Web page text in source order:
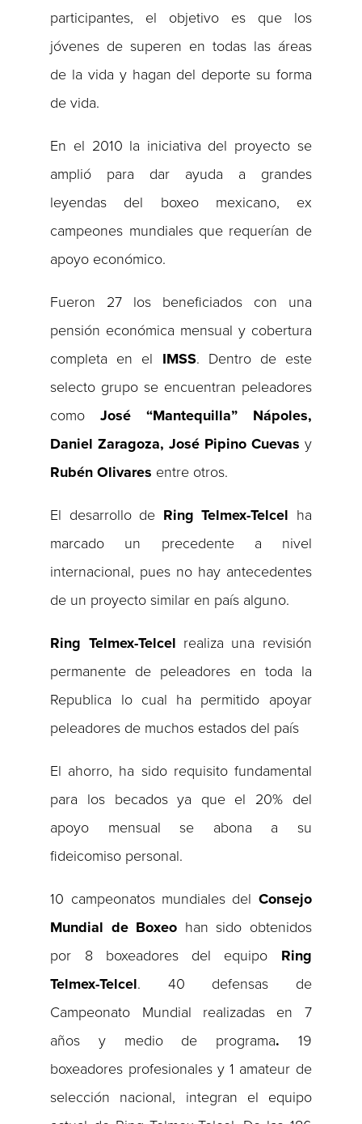
participantes, el objetivo es que los
jóvenes de superen en todas las áreas
de la vida y hagan del deporte su forma
de vida.
En el 2010 la iniciativa del proyecto se
amplió para dar ayuda a grandes
leyendas del boxeo mexicano, ex
campeones mundiales que requerían de
apoyo económico.
Fueron 27 los beneficiados con una
pensión económica mensual y cobertura
completa en el IMSS. Dentro de este
selecto grupo se encuentran peleadores
comoJosé “Mantequilla” Nápoles,
Daniel Zaragoza, José Pipino Cuevas y
Rubén Olivares entre otros.
El desarrollo de Ring Telmex-Telcel ha
marcado un precedente a nivel
internacional, pues no hay antecedentes
de un proyecto similar en país alguno.
Ring Telmex-Telcel realiza una revisión
permanente de peleadores en toda la
Republica lo cual ha permitido apoyar
peleadores de muchos estados del país
El ahorro, ha sido requisito fundamental
para los becados ya que el 20% del
apoyo mensual se abona a su
fideicomiso personal.
10 campeonatos mundiales del Consejo
Mundial de Boxeo han sido obtenidos
por 8 boxeadores del equipo Ring
Telmex-Telcel. 40 defensas de
Campeonato Mundial realizadas en 7
años y medio de programa. 19
boxeadores profesionales y 1 amateur de
selección nacional, integran el equipo